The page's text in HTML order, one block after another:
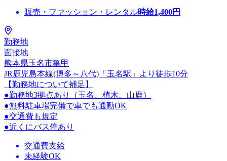
販売・ファッション・レンタル時給1,400円
勤務地
面接地
熊本県玉名市亀甲
JR鹿児島本線(博多～八代)「玉名駅」より徒歩10分
【勤務地について補足】
●勤務地3拠点あり（玉名、植木、山鹿）
●無料駐車場完備で車でも通勤OK
●交通費も規定
●近くにバス停あり
交通費支給
未経験OK